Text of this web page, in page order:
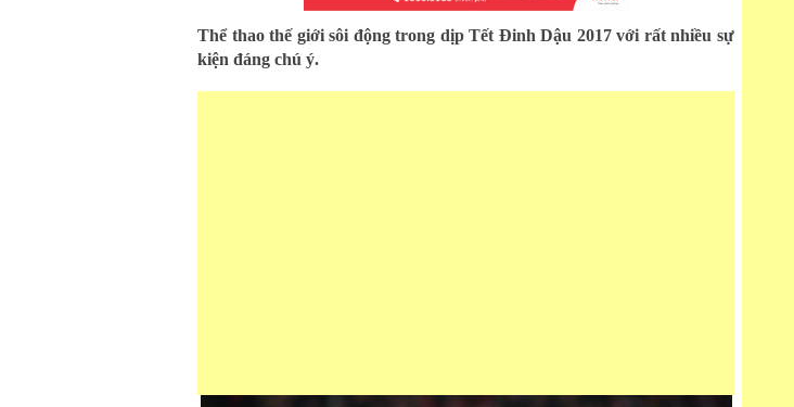
Thể thao thế giới sôi động trong dịp Tết Đinh Dậu 2017 với rất nhiều sự
kiện đáng chú ý.